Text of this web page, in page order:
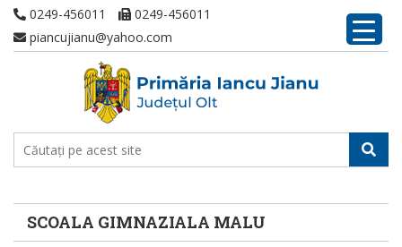
0249-456011
0249-456011
piancujianu@yahoo.com
SCOALA GIMNAZIALA MALU